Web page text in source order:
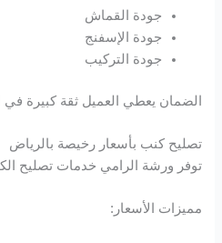
جودة القماش
جودة الإسفنج
جودة التركيب
الضمان يعطي العميل ثقة كبيرة في
تصليح كنب بأسعار رخيصة بالرياض
توفر ورشة الرامي خدمات تصليح
مميزات الأسعار: